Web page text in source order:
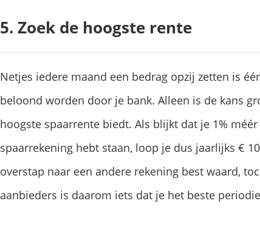
5. Zoek de hoogste rente
Netjes iedere maand een bedrag opzij zetten is
beloond worden door je bank. Alleen is de kans
hoogste spaarrente biedt. Als blijkt dat je 1%
spaarrekening hebt staan, loop je dus jaarlijks €
overstap naar een andere rekening best waard,
aanbieders is daarom iets dat je het beste